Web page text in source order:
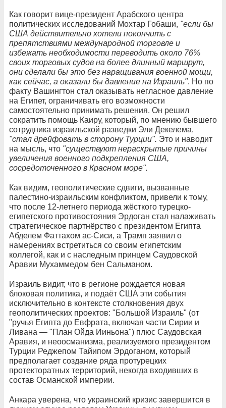
Как говорит вице-президент Арабского центра
политических исследований Мохтар Гобаши, "если бы
США действительно хотели покончить с
препятствиями международной торговле и
избежать необходимости переводить около 76%
своих торговых судов на более длинный маршрут,
они сделали бы это без наращивания военной мощи,
как сейчас, а оказали бы давление на Израиль". Но по
факту Вашингтон стал оказывать негласное давление
на Египет, ограничивать его возможности
самостоятельно принимать решения. Он решил
сократить помощь Каиру, который, по мнению бывшего
сотрудника израильской разведки Эли Декелема,
"стал дрейфовать в сторону Турции". Это и наводит
на мысль, что "существуют нераскрытые причины
увеличения военного подкрепления США,
сосредоточенного в Красном море".
Как видим, геополитические сдвиги, вызванные
палестино-израильским конфликтом, привели к тому,
что после 12-летнего периода жёсткого турецко-
египетского противостояния Эрдоган стал налаживать
стратегическое партнёрство с президентом Египта
Абделем Фаттахом ас-Сиси, а Трамп заявил о
намерениях встретиться со своим египетским
коллегой, как и с наследным принцем Саудовской
Аравии Мухаммедом бен Сальманом.
Израиль видит, что в регионе рождается новая
блоковая политика, и подаёт США эти события
исключительно в контексте столкновения двух
геополитических проектов: "Большой Израиль" (от
"ручья Египта до Евфрата, включая части Сирии и
Ливана — "План Ойда Ииньона") плюс Саудовская
Аравия, и неоосманизма, реализуемого президентом
Турции Реджепом Тайипом Эрдоганом, который
предполагает создание ряда протурецких
протекторатных территорий, некогда входивших в
состав Османской империи.
Анкара уверена, что украинский кризис завершится в